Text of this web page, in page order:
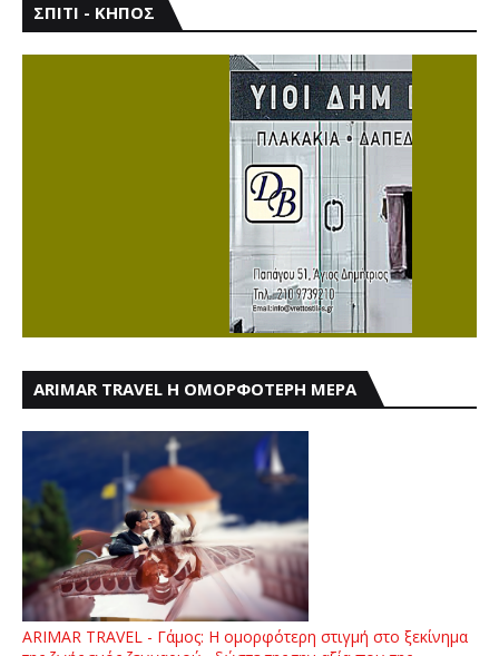
ΣΠΙΤΙ - ΚΗΠΟΣ
ARIMAR TRAVEL Η ΟΜΟΡΦΟΤΕΡΗ ΜΕΡΑ
ARIMAR TRAVEL - Γάμος: Η ομορφότερη στιγμή στο ξεκίνημα